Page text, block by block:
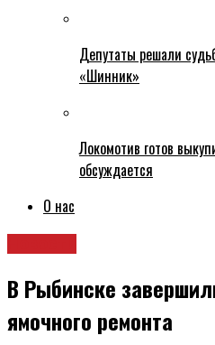
Депутаты решали
«Шинник»
Локомотив готов
обсуждается
О нас
В Рыбинске
ямочного ремонта